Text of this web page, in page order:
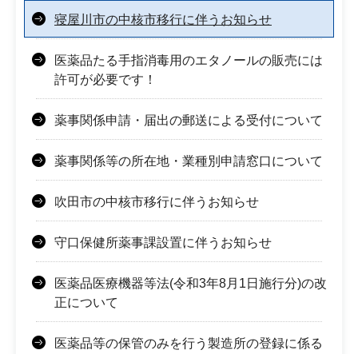
寝屋川市の中核市移行に伴うお知らせ
医薬品たる手指消毒用のエタノールの販売には
許可が必要です！
薬事関係申請・届出の郵送による受付について
薬事関係等の所在地・業種別申請窓口について
吹田市の中核市移行に伴うお知らせ
守口保健所薬事課設置に伴うお知らせ
医薬品医療機器等法(令和3年8月1日施行分)の改
正について
医薬品等の保管のみを行う製造所の登録に係る